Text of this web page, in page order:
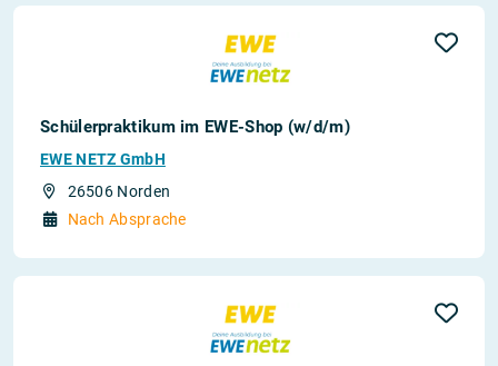
Schülerpraktikum im EWE-Shop (w/d/m)
EWE NETZ GmbH
26506 Norden
Nach Absprache